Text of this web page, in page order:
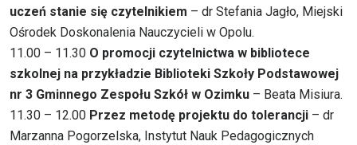
uczeń stanie się czytelnikiem – dr Stefania Jagło, Miejski
Ośrodek Doskonalenia Nauczycieli w Opolu.
11.00 – 11.30 O promocji czytelnictwa w bibliotece
szkolnej na przykładzie Biblioteki Szkoły Podstawowej
nr 3 Gminnego Zespołu Szkół w Ozimku – Beata Misiura.
11.30 – 12.00 Przez metodę projektu do tolerancji – dr
Marzanna Pogorzelska, Instytut Nauk Pedagogicznych